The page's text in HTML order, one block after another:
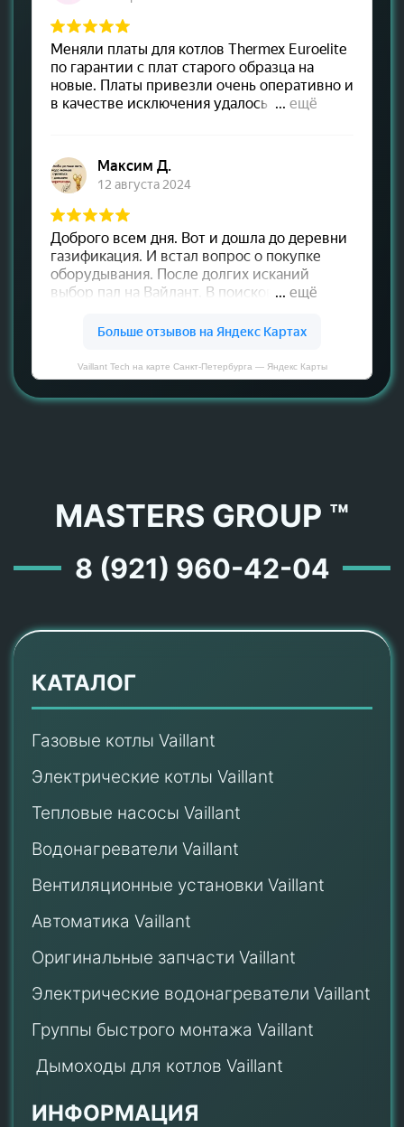
Vaillant Tech на карте Санкт‑Петербурга — Яндекс Карты
MASTERS GROUP ™
8 (921) 960-42-04
КАТАЛОГ
Газовые котлы Vaillant
Электрические котлы Vaillant
Тепловые насосы Vaillant
Водонагреватели Vaillant
Вентиляционные установки Vaillant
Автоматика Vaillant
Оригинальные запчасти Vaillant
Электрические водонагреватели Vaillant
Группы быстрого монтажа Vaillant
Дымоходы для котлов Vaillant
ИНФОРМАЦИЯ